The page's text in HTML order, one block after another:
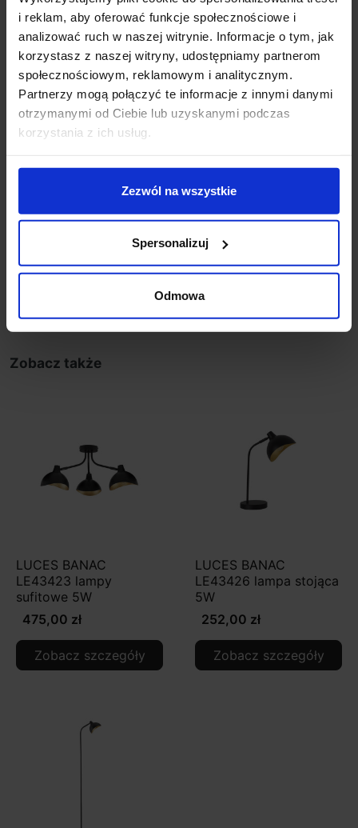
i reklam, aby oferować funkcje społecznościowe i
analizować ruch w naszej witrynie. Informacje o tym, jak
korzystasz z naszej witryny, udostępniamy partnerom
społecznościowym, reklamowym i analitycznym.
Partnerzy mogą połączyć te informacje z innymi danymi
otrzymanymi od Ciebie lub uzyskanymi podczas
korzystania z ich usług.
Zezwól na wszystkie
Spersonalizuj
Odmowa
wysokość klosza (cm): 12
średnica klosza (cm): 15
ilość źródeł: 3
rodzaj trzonka: E14
max moc źródła: 5W
napięcie: 230V
materiał: metal
Zobacz także
LUCES BANAC
LE43423 lampy
sufitowe 5W
475,00 zł
Zobacz szczegóły
LUCES BANAC
LE43426 lampa stojąca
5W
252,00 zł
Zobacz szczegóły